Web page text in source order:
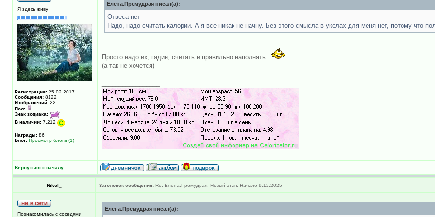
Я здесь живу
Регистрация: 25.02.2017
Сообщения: 8122
Изображений: 22
Пол:
Знак зодиака:
В наличии: 7,212
Награды: 86
Блог: Просмотр блога (1)
Елена.Премудрая писал(а):
Отвеса нет
Надо, надо считать калории. А я все никак не начну. Без этого смысла в уколах для меня нет, потому что
Просто надо их, гадин, считать и правильно наполнять.
(а так не хочется)
Вернуться к началу
Nikol_ Заголовок сообщения: Re: Елена.Премудрая: Новый этап. Начало 9.12.2025
Познакомилась с соседями
Елена.Премудрая писал(а):